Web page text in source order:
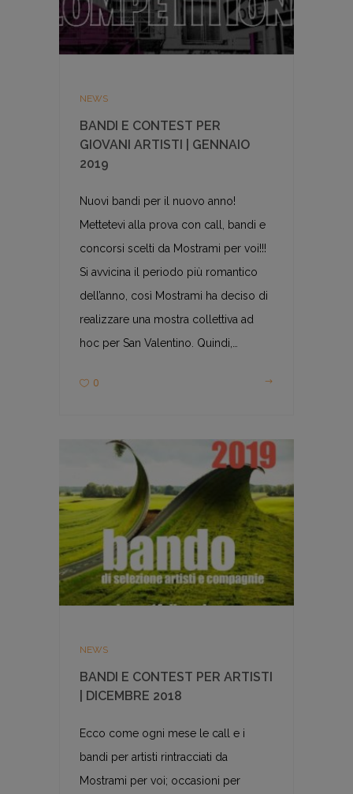
NEWS
BANDI E CONTEST PER
GIOVANI ARTISTI | GENNAIO
2019
Nuovi bandi per il nuovo anno!
Mettetevi alla prova con call, bandi e
concorsi scelti da Mostrami per voi!!!
Si avvicina il periodo più romantico
dell’anno, così Mostrami ha deciso di
realizzare una mostra collettiva ad
hoc per San Valentino. Quindi,…
0
NEWS
BANDI E CONTEST PER ARTISTI
| DICEMBRE 2018
Ecco come ogni mese le call e i
bandi per artisti rintracciati da
Mostrami per voi; occasioni per